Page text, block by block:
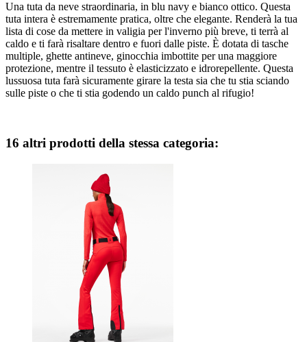
Una tuta da neve straordinaria, in blu navy e bianco ottico. Questa
tuta intera è estremamente pratica, oltre che elegante. Renderà la tua
lista di cose da mettere in valigia per l'inverno più breve, ti terrà al
caldo e ti farà risaltare dentro e fuori dalle piste. È dotata di tasche
multiple, ghette antineve, ginocchia imbottite per una maggiore
protezione, mentre il tessuto è elasticizzato e idrorepellente. Questa
lussuosa tuta farà sicuramente girare la testa sia che tu stia sciando
sulle piste o che ti stia godendo un caldo punch al rifugio!
16 altri prodotti della stessa categoria: